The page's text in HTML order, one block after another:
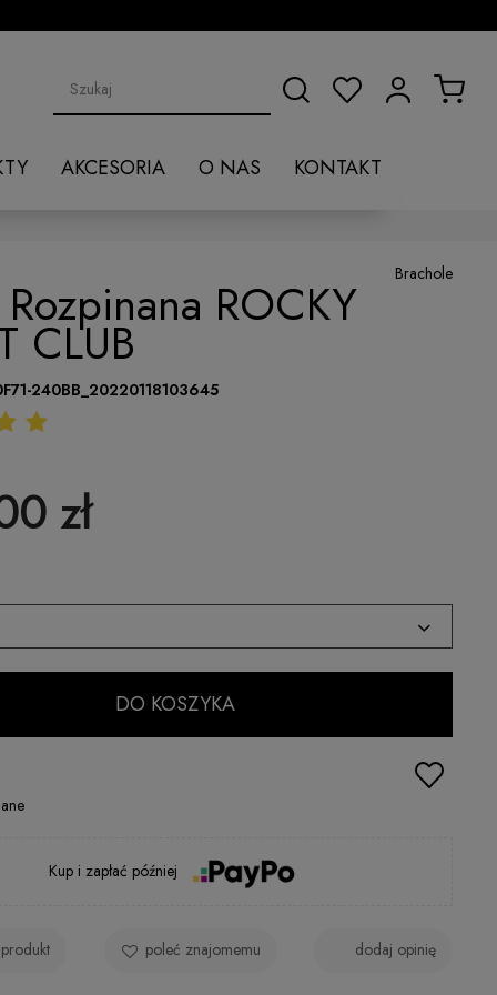
AKCESORIA O NAS KONTAKT
Brachole
ROCKY
CLUB
240BB_20220118103645
zł
DO KOSZYKA
Kup i zapłać później
poleć znajomemu dodaj opinię